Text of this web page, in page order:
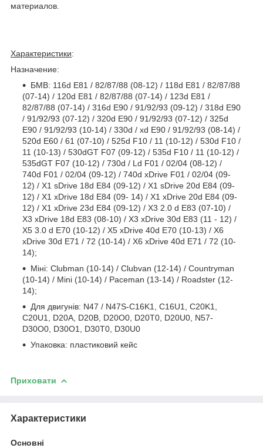
материалов.
Характеристики:
Назначение:
БМВ: 116d E81 / 82/87/88 (08-12) / 118d E81 / 82/87/88
(07-14) / 120d E81 / 82/87/88 (07-14) / 123d E81 /
82/87/88 (07-14) / 316d E90 / 91/92/93 (09-12) / 318d E90
/ 91/92/93 (07-12) / 320d E90 / 91/92/93 (07-12) / 325d
E90 / 91/92/93 (10-14) / 330d / xd E90 / 91/92/93 (08-14) /
520d E60 / 61 (07-10) / 525d F10 / 11 (10-12) / 530d F10 /
11 (10-13) / 530dGT F07 (09-12) / 535d F10 / 11 (10-12) /
535dGT F07 (10-12) / 730d / Ld F01 / 02/04 (08-12) /
740d F01 / 02/04 (09-12) / 740d xDrive F01 / 02/04 (09-
12) / X1 sDrive 18d E84 (09-12) / X1 sDrive 20d E84 (09-
12) / X1 xDrive 18d E84 (09- 14) / X1 xDrive 20d E84 (09-
12) / X1 xDrive 23d E84 (09-12) / X3 2.0 d E83 (07-10) /
X3 xDrive 18d E83 (08-10) / X3 xDrive 30d E83 (11 - 12) /
X5 3.0 d E70 (10-12) / X5 xDrive 40d E70 (10-13) / X6
xDrive 30d E71 / 72 (10-14) / X6 xDrive 40d E71 / 72 (10-
14);
Міні: Clubman (10-14) / Clubvan (12-14) / Countryman
(10-14) / Mini (10-14) / Paceman (13-14) / Roadster (12-
14);
Для двигунів: N47 / N47S-C16K1, C16U1, C20K1,
C20U1, D20A, D20B, D20O0, D20T0, D20U0, N57-
D30O0, D30O1, D30T0, D30U0
Упаковка: пластиковий кейс
Приховати
Характеристики
Основні